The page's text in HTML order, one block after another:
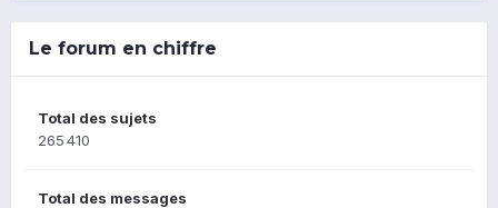
Le forum en chiffre
Total des sujets
265 410
Total des messages